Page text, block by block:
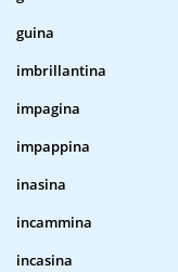
guina
imbrillantina
impagina
impappina
inasina
incammina
incasina